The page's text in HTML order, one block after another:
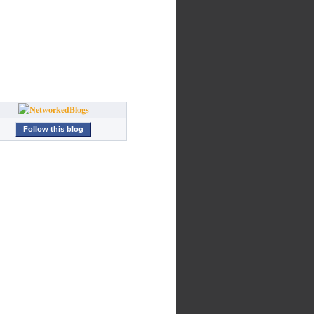
Follow this blog